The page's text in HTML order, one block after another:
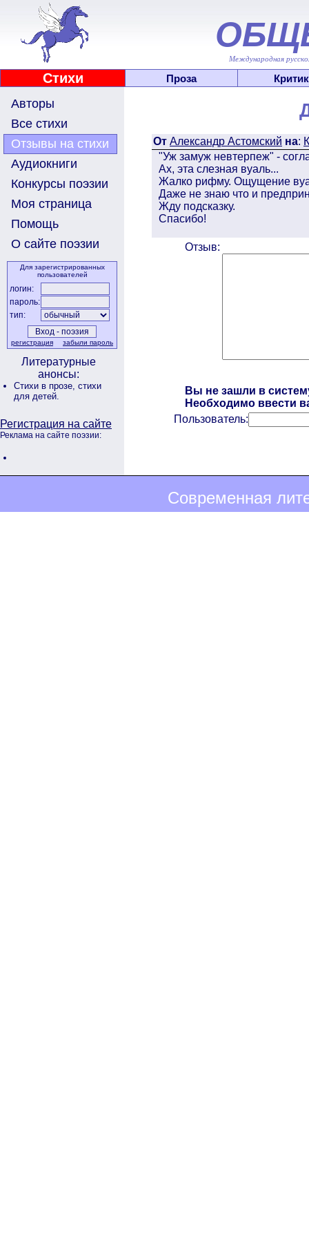
Международная
Стихи Проза
Авторы
Все стихи
Отзывы на стихи
Аудиокниги
Конкурсы поэзии
Моя страница
Помощь
О сайте поэзии
Для зарегистрированных
пользователей
логин:
пароль:
тип:
регистрация забыли пароль
Литературные
анонсы:
Стихи в прозе, стихи
для детей.
Регистрация на сайте
Реклама на сайте поэзии:
От Александр Астомский на:
"Уж замуж невтерпеж" -
Ах, эта слезная вуаль...
Жалко рифму. Ощущение
Даже не знаю что и
Жду подсказку.
Спасибо!
Отзыв:
Вы не зашли в
Необходимо ввести
Пользователь:
Современная